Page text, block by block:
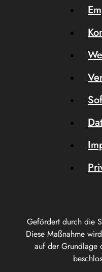
Gefördert durch die
Diese Maßnahme
auf der Grundlage